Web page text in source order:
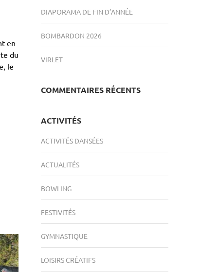
en
du
le
DIAPORAMA DE FIN D’ANNÉE
BOMBARDON 2026
VIRLET
COMMENTAIRES RÉCENTS
ACTIVITÉS
ACTIVITÉS DANSÉES
ACTUALITÉS
BOWLING
FESTIVITÉS
GYMNASTIQUE
LOISIRS CRÉATIFS